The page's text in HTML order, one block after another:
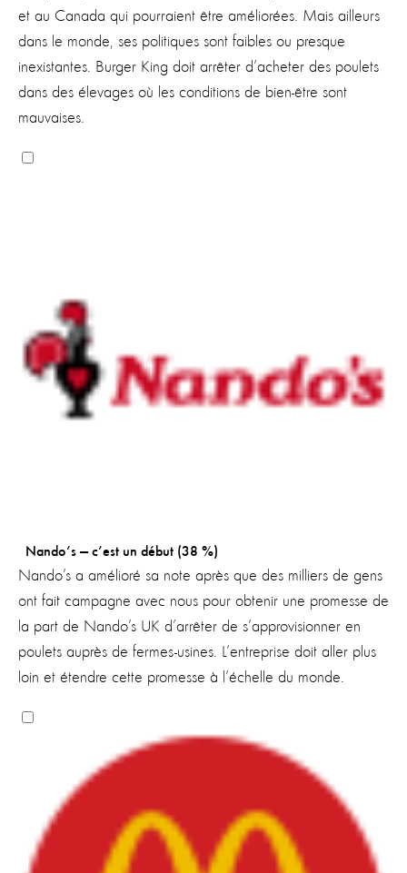
et au Canada qui pourraient être améliorées. Mais ailleurs
dans le monde, ses politiques sont faibles ou presque
inexistantes. Burger King doit arrêter d’acheter des poulets
dans des élevages où les conditions de bien-être sont
mauvaises.
Nando’s — c’est un début (38 %)
Nando’s a amélioré sa note après que des milliers de gens
ont fait campagne avec nous pour obtenir une promesse de
la part de Nando’s UK d’arrêter de s’approvisionner en
poulets auprès de fermes-usines. L’entreprise doit aller plus
loin et étendre cette promesse à l’échelle du monde.